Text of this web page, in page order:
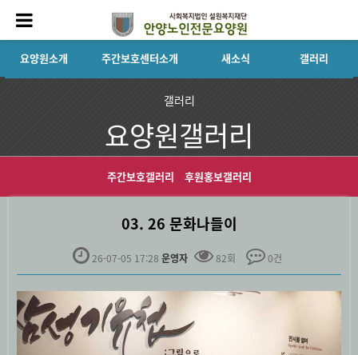
요양원소개 주간보호센터소개 새소식 갤러리
갤러리
요양원갤러리
주간보호갤러리 후원홍보갤러리
03. 26 문화나들이
26-07-05 17:28 운영자 82회 0건
본문